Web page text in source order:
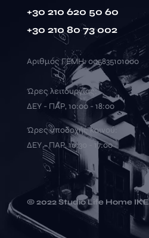
+30 210 620 50 60
+30 210 80 73 002
Αριθμός ΓΕΜΗ: 005835101000
Ώρες λειτουργίας:
ΔΕΥ - ΠΑΡ, 10:00 - 18:00
Ώρες υποδοχής κοινού:
ΔΕΥ - ΠΑΡ, 10:30 - 17:00
© 2022 Studio Life Home ΙΚΕ